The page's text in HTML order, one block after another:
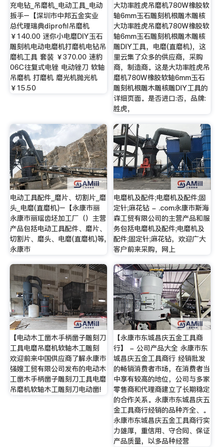
充电钻_吊磨机_电动工具_电动
扳手–【深圳市中邦五金实业
总代理瑞典diprofil吊磨机
￥140.00 迷你小电磨DIY玉石
雕刻机电动电磨机打磨机电钻吊
磨机工具 套装 ￥370.00 速豹
06C往复式电锉 电动锉刀 软轴
吊磨机 打磨机 磨光机抛光机
￥15.50
大功率胜虎吊磨机780W橡胶软
轴6mm玉石雕刻机根雕木雕核
大功率胜虎吊磨机780W橡胶软
轴6mm玉石雕刻机根雕木雕核
雕DIY工具，电磨(直磨机)，这
里云集了众多的供应商，采购
商，制造商。这是大功率胜虎吊
磨机780W橡胶软轴6mm玉石
雕刻机根雕木雕核雕DIY工具的
详细页面。是否进口:否，品牌:
胜虎，
电动工具配件_磨片、切割片_磨
头_电磨(直磨机)–【永康市丽
永康市丽瑶齿坯加工厂（）主营
产品包括电动工具配件、磨片、
切割片、磨头、电磨(直磨机)等,
永康市
电磨机及配件;电磨机及配件;固
定针;麻花钻 - .com永康市斯海
森工贸有限公司的主营产品和服
务包括电磨机及配件;电磨机及
配件;固定针;麻花钻，欢迎广大
客户前来采购，网上
【电动木工凿木手柄凿子雕刻刀
工具电磨吊磨机软轴木工雕刻
欢迎前来中国供应商了解永康市
强嫂工贸有限公司发布的电动木
工凿木手柄凿子雕刻刀工具电磨
吊磨机软轴木工雕刻刀电动凿!
【永康市东城昌庆五金工具商
行】 - 公司产品大全 永康市东
城昌庆五金工具商行 经销批发
的畅销消费者市场，在消费者当
中享有较高的地位，公司与多家
零售商和代理商建立了长期稳定
的合作关系。永康市东城昌庆五
金工具商行经销的品种齐全、。
永康市东城昌庆五金工具商行实
力雄厚，重信用、守合同、保证
产品质量，以多品种经营